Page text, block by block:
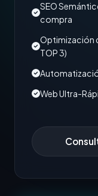
SEO
compra
Optimización
TOP 3)
Web Ultra-